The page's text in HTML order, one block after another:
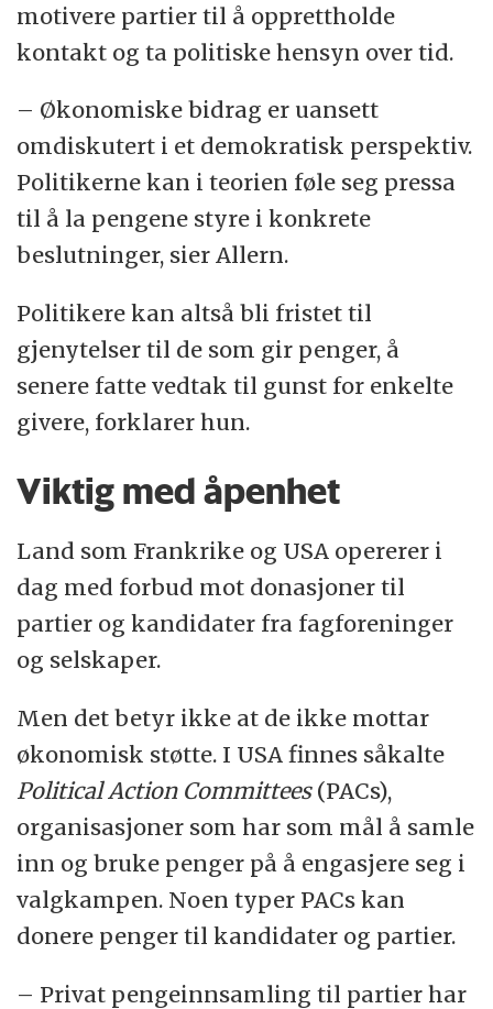
motivere partier til å opprettholde
kontakt og ta politiske hensyn over tid.
– Økonomiske bidrag er uansett
omdiskutert i et demokratisk perspektiv.
Politikerne kan i teorien føle seg pressa
til å la pengene styre i konkrete
beslutninger, sier Allern.
Politikere kan altså bli fristet til
gjenytelser til de som gir penger, å
senere fatte vedtak til gunst for enkelte
givere, forklarer hun.
Viktig med åpenhet
Land som Frankrike og USA opererer i
dag med forbud mot donasjoner til
partier og kandidater fra fagforeninger
og selskaper.
Men det betyr ikke at de ikke mottar
økonomisk støtte. I USA finnes såkalte
Political Action Committees(PACs),
organisasjoner som har som mål å samle
inn og bruke penger på å engasjere seg i
valgkampen. Noen typer PACs kan
donere penger til kandidater og partier.
– Privat pengeinnsamling til partier har